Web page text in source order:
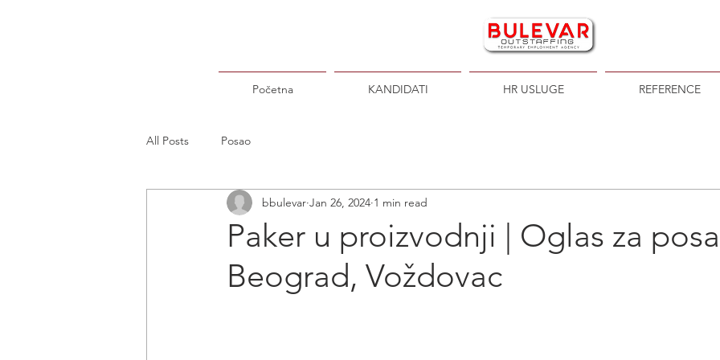
Početna KANDIDATI HR USLUGE REFERENCE
All Posts Posao
Paker u proizvodnji | Oglas za
Beograd, Voždovac
bbulevar Jan 26, 2024 1 min read